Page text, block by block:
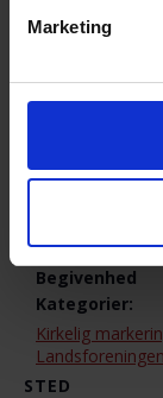
Marketing
DETALJER
10. september
16:30 - 18:00
Begivenhed
Kategorier:
Kirkelig
Landsforeningen
STED